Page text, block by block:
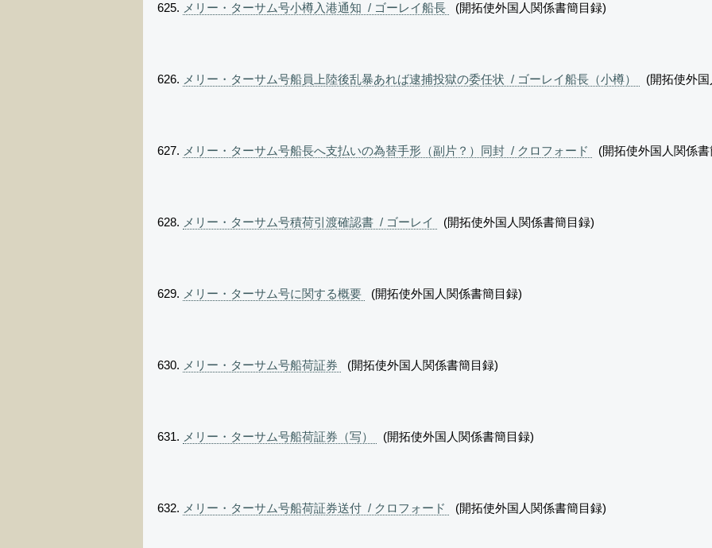
メリー・ターサム号小樽入港通知 / ゴーレイ船長 (開拓使外国人関係書簡目録)
メリー・ターサム号船員上陸後乱暴あれば逮捕投獄の委任状 / ゴーレイ船長（小樽） (開拓使外
メリー・ターサム号船長へ支払いの為替手形（副片？）同封 / クロフォード (開拓使外国人関係
メリー・ターサム号積荷引渡確認書 / ゴーレイ (開拓使外国人関係書簡目録)
メリー・ターサム号に関する概要 (開拓使外国人関係書簡目録)
メリー・ターサム号船荷証券 (開拓使外国人関係書簡目録)
メリー・ターサム号船荷証券（写） (開拓使外国人関係書簡目録)
メリー・ターサム号船荷証券送付 / クロフォード (開拓使外国人関係書簡目録)